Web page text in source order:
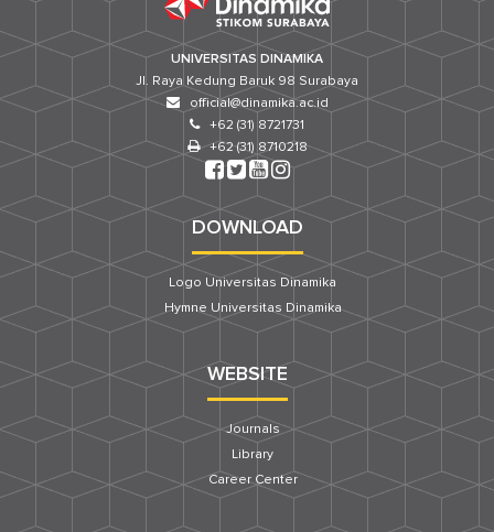
UNIVERSITAS DINAMIKA
Jl. Raya Kedung Baruk 98 Surabaya
official@dinamika.ac.id
+62 (31) 8721731
+62 (31) 8710218
DOWNLOAD
Logo Universitas Dinamika
Hymne Universitas Dinamika
WEBSITE
Journals
Library
Career Center